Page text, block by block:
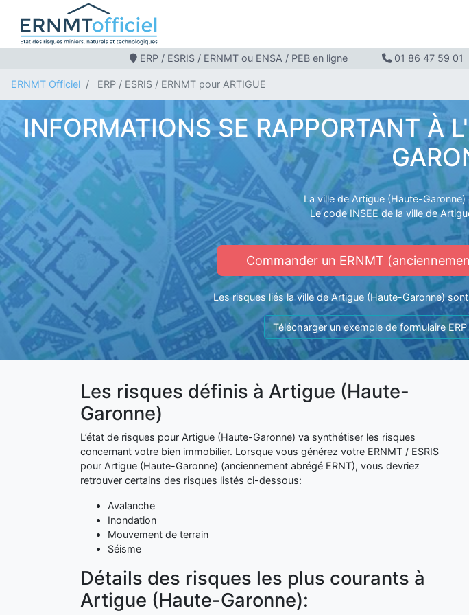
ERP / ESRIS / ERNMT ou ENSA / PEB en ligne 01 86 47 59 01
ERNMT Officiel ERP / ESRIS / ERNMT pour ARTIGUE
INFORMATIONS SE RAPPORTANT À
La ville de Artigue (Haute-
Le code INSEE de la ville de
Commander un ERNMT
Les risques liés la ville de Artigue (Haute-Garonne)
Télécharger un exemple de formulaire
Les risques définis à Artigue (Haute-
Garonne)
L’état de risques pour Artigue (Haute-Garonne) va synthétiser les risques
concernant votre bien immobilier. Lorsque vous générez votre ERNMT / ESRIS
pour Artigue (Haute-Garonne) (anciennement abrégé ERNT), vous devriez
retrouver certains des risques listés ci-dessous:
Avalanche
Inondation
Mouvement de terrain
Séisme
Détails des risques les plus courants à
Artigue (Haute-Garonne):